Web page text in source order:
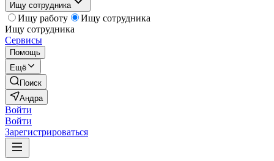
Ищу сотрудника
Ищу работу
Ищу сотрудника
Ищу сотрудника
Сервисы
Помощь
Ещё
Поиск
Андра
Войти
Войти
Зарегистрироваться